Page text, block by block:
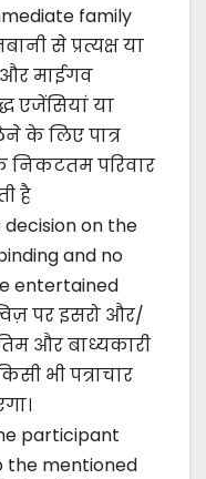
family
से प्रत्यक्ष या
और माईगव
एजेंसियां या
के लिए पात्र
निकटतम परिवार
है
decision on the
and no
entertained
पर इसरो और/
और बाध्यकारी
भी पत्राचार
participant
the mentioned